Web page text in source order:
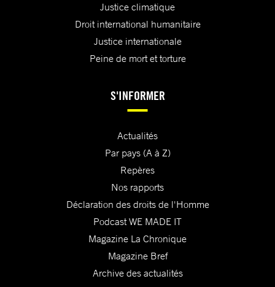
Justice climatique
Droit international humanitaire
Justice internationale
Peine de mort et torture
S'INFORMER
Actualités
Par pays (A à Z)
Repères
Nos rapports
Déclaration des droits de l'Homme
Podcast WE MADE IT
Magazine La Chronique
Magazine Bref
Archive des actualités